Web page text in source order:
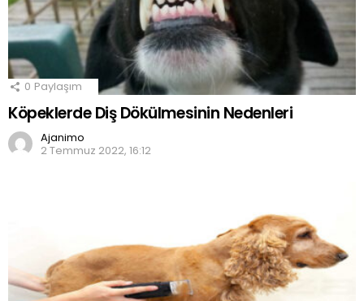
0 Paylaşım
Köpeklerde Diş Dökülmesinin Nedenleri
Ajanimo
2 Temmuz 2022, 16:12